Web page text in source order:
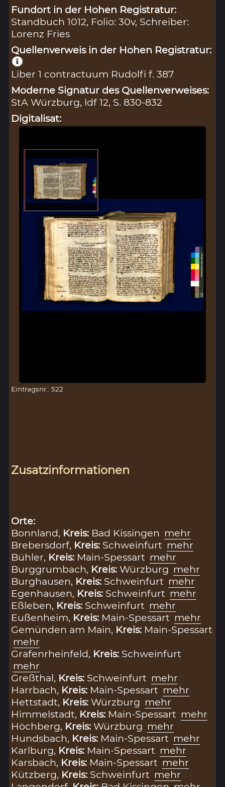
Fundort in der Hohen Registratur:
Standbuch 1012, Folio: 30v, Schreiber:
Lorenz Fries
Quellenverweis in der Hohen Registratur:
Liber 1 contractuum Rudolfi f. 387
Moderne Signatur des Quellenverweises:
StA Würzburg, ldf 12, S. 830-832
Digitalisat:
Eintragsnr.: 522
Zusatzinformationen
Orte:
Bonnland, Kreis: Bad Kissingen mehr
Brebersdorf, Kreis: Schweinfurt mehr
Bühler, Kreis: Main-Spessart mehr
Burggrumbach, Kreis:Würzburg mehr
Burghausen, Kreis: Schweinfurt mehr
Egenhausen, Kreis: Schweinfurt mehr
Eßleben, Kreis: Schweinfurt mehr
Eußenheim, Kreis: Main-Spessart mehr
Gemünden am Main, Kreis: Main-Spessart
mehr
Grafenrheinfeld, Kreis: Schweinfurt
mehr
Greßthal, Kreis: Schweinfurt mehr
Harrbach, Kreis: Main-Spessart mehr
Hettstadt, Kreis:Würzburg mehr
Himmelstadt, Kreis: Main-Spessart mehr
Höchberg, Kreis:Würzburg mehr
Hundsbach, Kreis: Main-Spessart mehr
Karlburg, Kreis: Main-Spessart mehr
Karsbach, Kreis: Main-Spessart mehr
Kützberg, Kreis: Schweinfurt mehr